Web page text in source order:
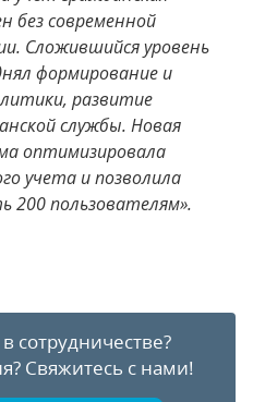
без современной
Сложившийся уровень
формирование и
развитие
службы. Новая
оптимизировала
учета и позволила
200 пользователям».
сотрудничестве?
Свяжитесь с нами!